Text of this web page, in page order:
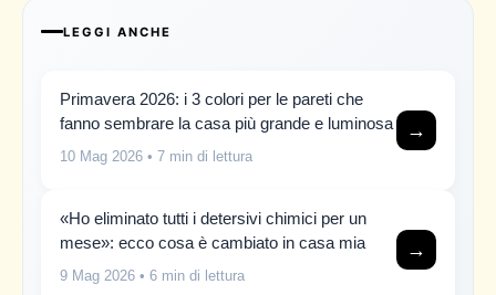
LEGGI ANCHE
Primavera 2026: i 3 colori per le pareti che
fanno sembrare la casa più grande e luminosa
10 Mag 2026 • 7 min di lettura
→
«Ho eliminato tutti i detersivi chimici per un
mese»: ecco cosa è cambiato in casa mia
9 Mag 2026 • 6 min di lettura
→